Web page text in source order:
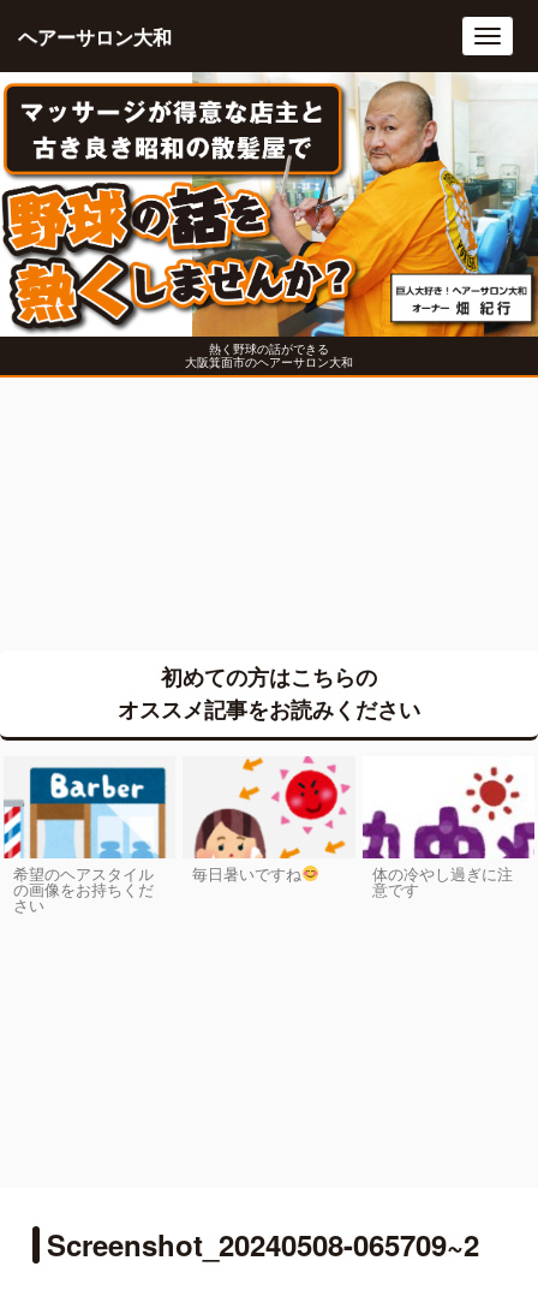
熱く野球の話ができる
大阪箕面市のヘアーサロン大和
ヘアーサロン大和
初めての方はこちらの
オススメ記事をお読みください
希望のヘアスタイル
の画像をお持ちくだ
さい
毎日暑いですね 体の冷やし過ぎに注
意です
Screenshot_20240508-065709~2